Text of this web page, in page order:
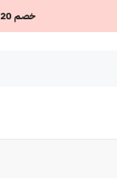
خصم 20٪ على طلبك الأول باستخدام كود NEW20